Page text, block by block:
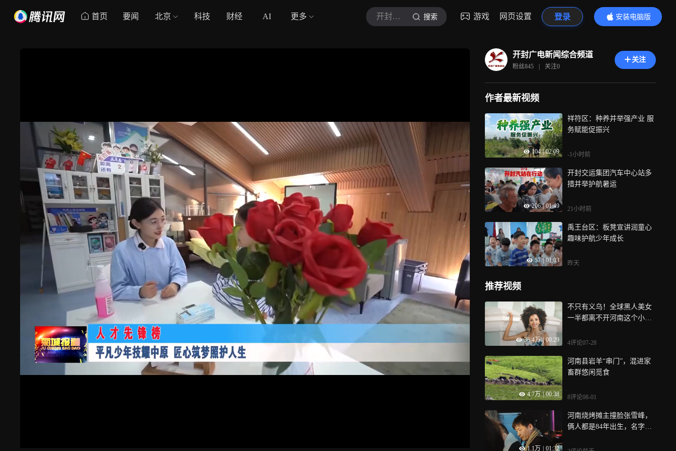
首页 要闻 北京 科技 财经 AI 更多 开封广电新闻综合频道 搜索 游戏 网页设置 登录
安装电脑版
内容更精彩
开封广电新闻综合频道
粉丝845 | 关注0
关注
作者最新视频
104 | 02:09
祥符区：种养并举强产业 服
务赋能促振兴
-1小时前
206 | 01:49
开封交运集团汽车中心站多
措并举护航暑运
21小时前
57 | 01:03
禹王台区：板凳宣讲润童心
趣味护航少年成长
昨天
推荐视频
36.4万 | 00:29
不只有义乌！全球黑人美女
一半都离不开河南这个小
亿!
4评论07-28
4.7万 | 00:38
河南县岩羊“串门”，混进家
畜群悠闲觅食
8评论08-01
1.1万 01:32
河南烧烤摊主撞脸张雪峰，
俩人都是84年出生，名字竟